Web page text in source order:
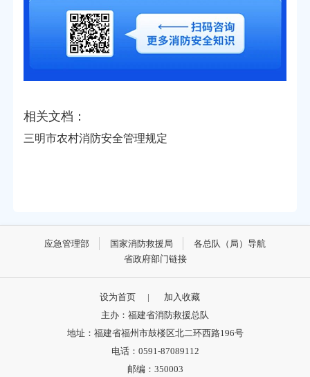
相关文档：
三明市农村消防安全管理规定
应急管理部 国家消防救援局
各总队（局）导航
省政府部门链接
设为首页 |
加入收藏
主办：福建省消防救援总队
地址：福建省福州市鼓楼区北二环西路196号
电话：0591-87089112
邮编：350003